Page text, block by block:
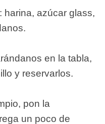
harina, azúcar glass,
en la tabla,
y reservarlos.
pon la
un poco de